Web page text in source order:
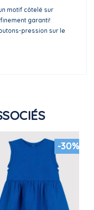
motif côtelé sur
garanti!
pression sur le
-30%